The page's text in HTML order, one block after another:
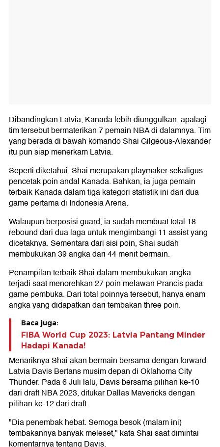
Dibandingkan Latvia, Kanada lebih diunggulkan, apalagi
tim tersebut bermaterikan 7 pemain NBA di dalamnya. Tim
yang berada di bawah komando Shai Gilgeous-Alexander
itu pun siap menerkam Latvia.
Seperti diketahui, Shai merupakan playmaker sekaligus
pencetak poin andal Kanada. Bahkan, ia juga pemain
terbaik Kanada dalam tiga kategori statistik ini dari dua
game pertama di Indonesia Arena.
Walaupun berposisi guard, ia sudah membuat total 18
rebound dari dua laga untuk mengimbangi 11 assist yang
dicetaknya. Sementara dari sisi poin, Shai sudah
membukukan 39 angka dari 44 menit bermain.
Penampilan terbaik Shai dalam membukukan angka
terjadi saat menorehkan 27 poin melawan Prancis pada
game pembuka. Dari total poinnya tersebut, hanya enam
angka yang didapatkan dari tembakan three poin.
Baca juga:
FIBA World Cup 2023: Latvia Pantang Minder
Hadapi Kanada!
Menariknya Shai akan bermain bersama dengan forward
Latvia Davis Bertans musim depan di Oklahoma City
Thunder. Pada 6 Juli lalu, Davis bersama pilihan ke-10
dari draft NBA 2023, ditukar Dallas Mavericks dengan
pilihan ke-12 dari draft.
"Dia penembak hebat. Semoga besok (malam ini)
tembakannya banyak meleset," kata Shai saat dimintai
komentarnya tentang Davis.